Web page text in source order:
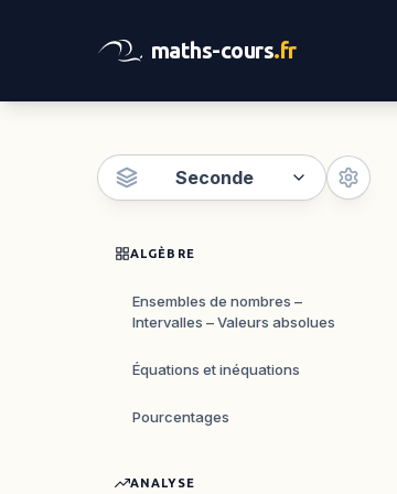
maths-cours.fr
Seconde
ALGÈBRE
Ensembles de nombres –
Intervalles – Valeurs absolues
Équations et inéquations
Pourcentages
ANALYSE